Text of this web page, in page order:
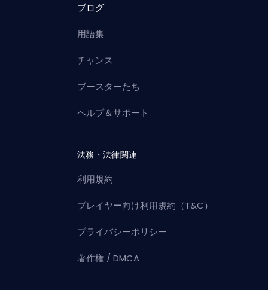
ブログ
用語集
チャンス
ブースターたち
ヘルプ＆サポート
法務・法律関連
利用規約
プレイヤー向け利用規約（T&C）
プライバシーポリシー
著作権 / DMCA